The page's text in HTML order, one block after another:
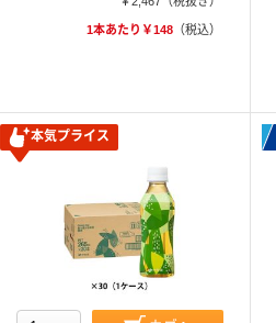
1本あたり￥148 （税込）
本気プライス